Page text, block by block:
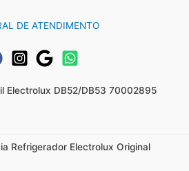
DE ATENDIMENTO
Electrolux DB52/DB53 70002895
Refrigerador Electrolux Original